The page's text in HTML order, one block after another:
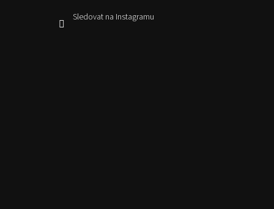
Sledovat na Instagramu